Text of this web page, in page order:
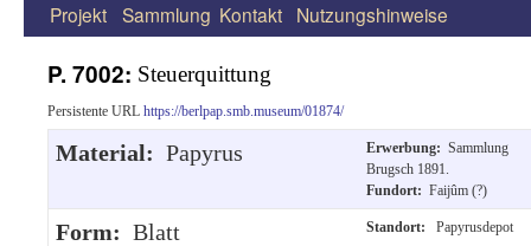
Zum
springen
Projekt Sammlung Kontakt Nutzungshinweise
P. 7002: Steuerquittung
Persistente URL https://berlpap.smb.museum/01874/
Material: Papyrus Erwerbung: Sammlung
Brugsch 1891.
Fundort: Faijûm (?)
Form: Blatt Standort: Papyrusdepot